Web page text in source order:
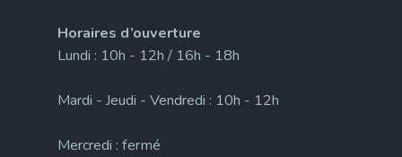
Horaires d’ouverture
Lundi : 10h - 12h / 16h - 18h
Mardi - Jeudi - Vendredi : 10h - 12h
Mercredi : fermé